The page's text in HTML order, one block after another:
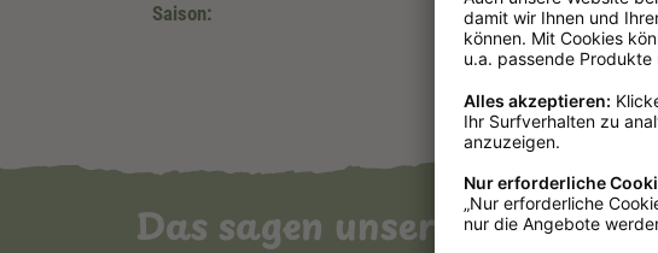
Saison:
Das sagen unsere Kunden